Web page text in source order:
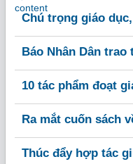
Chú trọng giáo
Báo Nhân Dân
10 tác phẩm đoạt
Ra mắt cuốn sách
Thúc đẩy hợp tác